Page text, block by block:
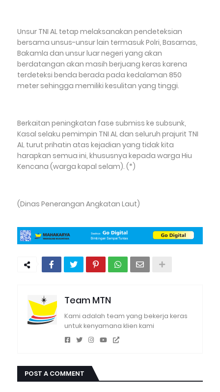
Unsur TNI AL tetap melaksanakan pendeteksian
bersama unsus-unsur lain termasuk Polri, Basarnas,
Bakamla dan unsur luar negeri yang akan
berdatangan akan masih berjuang keras karena
terdeteksi benda berada pada kedalaman 850
meter sehingga memiliki kesulitan yang tinggi.
Berkaitan peningkatan fase submiss ke subsunk,
Kasal selaku pemimpin TNI AL dan seluruh prajurit TNI
AL turut prihatin atas kejadian yang tidak kita
harapkan semua ini, khususnya kepada warga Hiu
Kencana (warga kapal selam). (*)
(Dinas Penerangan Angkatan Laut)
Team MTN
Kami adalah team yang bekerja keras
untuk kenyamana klien kami
POST A COMMENT